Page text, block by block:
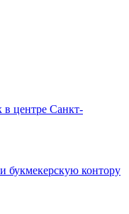
в центре Санкт-
букмекерскую контору